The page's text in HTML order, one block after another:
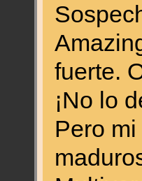
fuerte.
¡No lo
Pero